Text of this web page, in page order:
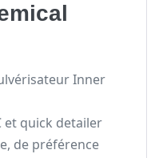
Inner
et quick detailer
de préférence